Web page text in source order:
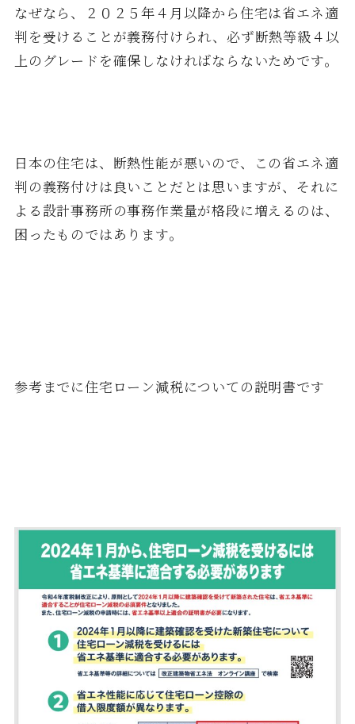
なぜなら、２０２５年４月以降から住宅は省エネ適
判を受けることが義務付けられ、必ず断熱等級４以
上のグレードを確保しなければならないためです。
日本の住宅は、断熱性能が悪いので、この省エネ適
判の義務付けは良いことだとは思いますが、それに
よる設計事務所の事務作業量が格段に増えるのは、
困ったものではあります。
参考までに住宅ローン減税についての説明書です